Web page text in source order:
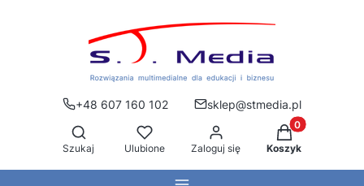
+48 607 160 102
sklep@stmedia.pl
Otwórz wyszukiwarkę
Szukaj Ulubione Zaloguj się
Produkty w
Koszyk